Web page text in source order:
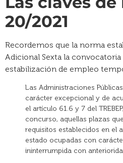
20/2021
Recordemos que la norma
Adicional Sexta la
estabilización de empleo
Las Administraciones
carácter excepcional y de
el artículo 61.6 y 7 del
concurso, aquellas plazas
requisitos establecidos en el
estado ocupadas con
ininterrumpida con